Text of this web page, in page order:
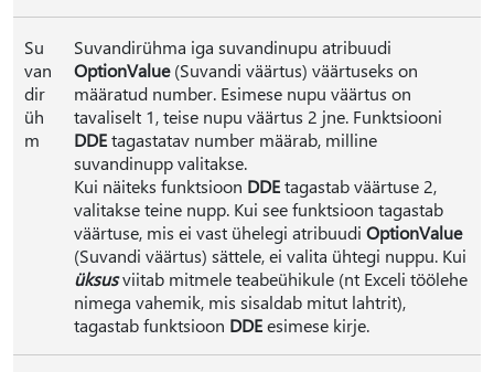
Su
van
dir
üh
m
Suvandirühma iga suvandinupu atribuudi
OptionValue(Suvandi väärtus) väärtuseks on
määratud number. Esimese nupu väärtus on
tavaliselt 1, teise nupu väärtus 2 jne. Funktsiooni
DDEtagastatav number määrab, milline
suvandinupp valitakse.
Kui näiteks funktsioon DDEtagastab väärtuse 2,
valitakse teine nupp. Kui see funktsioon tagastab
väärtuse, mis ei vast ühelegi atribuudi OptionValue
(Suvandi väärtus) sättele, ei valita ühtegi nuppu. Kui
üksusviitab mitmele teabeühikule (nt Exceli töölehe
nimega vahemik, mis sisaldab mitut lahtrit),
tagastab funktsioon DDEesimese kirje.